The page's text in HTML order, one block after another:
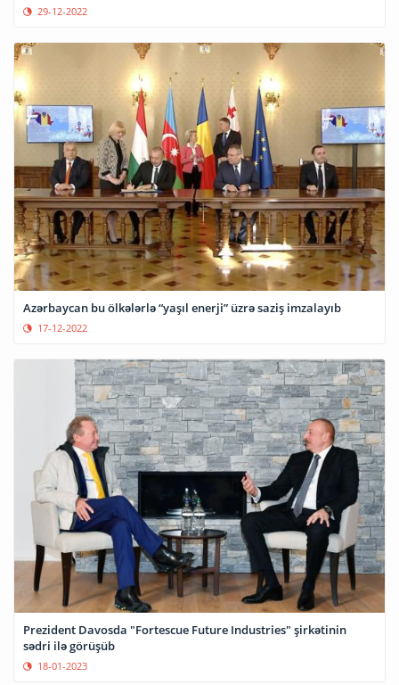
29-12-2022
Azərbaycan bu ölkələrlə “yaşıl enerji” üzrə saziş imzalayıb
17-12-2022
Prezident Davosda "Fortescue Future Industries" şirkətinin
sədri ilə görüşüb
18-01-2023